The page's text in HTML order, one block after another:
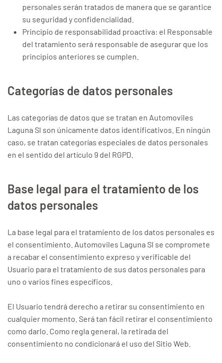
personales serán tratados de manera que se garantice
su seguridad y confidencialidad.
Principio de responsabilidad proactiva: el Responsable
del tratamiento será responsable de asegurar que los
principios anteriores se cumplen.
Categorías de datos personales
Las categorías de datos que se tratan en Automoviles
Laguna Sl son únicamente datos identificativos. En ningún
caso, se tratan categorías especiales de datos personales
en el sentido del artículo 9 del RGPD.
Base legal para el tratamiento de los
datos personales
La base legal para el tratamiento de los datos personales es
el consentimiento. Automoviles Laguna Sl se compromete
a recabar el consentimiento expreso y verificable del
Usuario para el tratamiento de sus datos personales para
uno o varios fines específicos.
El Usuario tendrá derecho a retirar su consentimiento en
cualquier momento. Será tan fácil retirar el consentimiento
como darlo. Como regla general, la retirada del
consentimiento no condicionará el uso del Sitio Web.